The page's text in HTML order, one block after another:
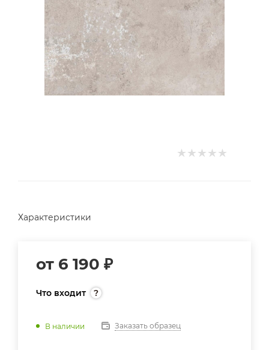
Характеристики
от 6 190 ₽
Что входит
В наличии Заказать образец